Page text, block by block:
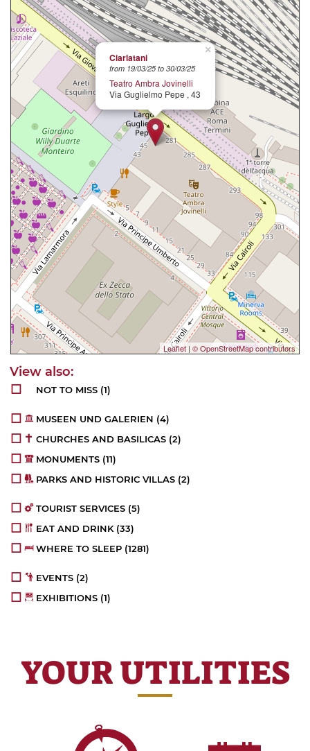
×
Ciarlatani
from 19/03/25 to 30/03/25
Teatro Ambra Jovinelli
Via Guglielmo Pepe , 43
Leaflet | © OpenStreetMap contributors
NOT TO MISS (1)
MUSEEN UND GALERIEN (4)
CHURCHES AND BASILICAS (2)
MONUMENTS (11)
PARKS AND HISTORIC VILLAS (2)
TOURIST SERVICES (5)
EAT AND DRINK (33)
WHERE TO SLEEP (1281)
EVENTS (2)
EXHIBITIONS (1)
YOUR UTILITIES